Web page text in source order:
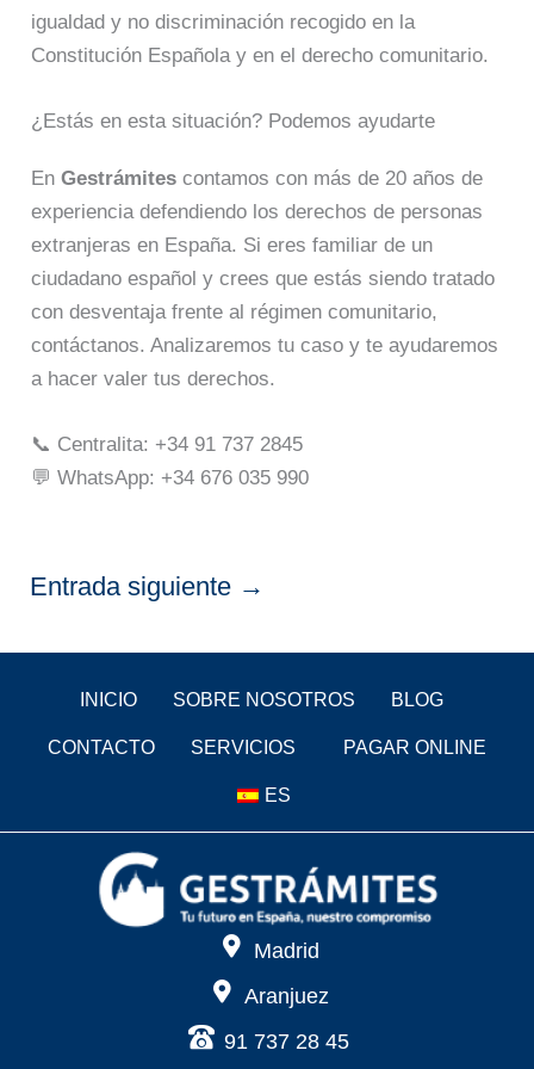
igualdad y no discriminación recogido en la
Constitución Española y en el derecho comunitario.
¿Estás en esta situación? Podemos ayudarte
EnGestrámites contamos con más de 20 años de
experiencia defendiendo los derechos de personas
extranjeras en España. Si eres familiar de un
ciudadano español y crees que estás siendo tratado
con desventaja frente al régimen comunitario,
contáctanos. Analizaremos tu caso y te ayudaremos
a hacer valer tus derechos.
📞 Centralita: +34 91 737 2845
💬 WhatsApp: +34 676 035 990
Entrada siguiente →
INICIO SOBRE NOSOTROS BLOG
CONTACTO SERVICIOS PAGAR ONLINE
ES
Madrid
Aranjuez
91 737 28 45